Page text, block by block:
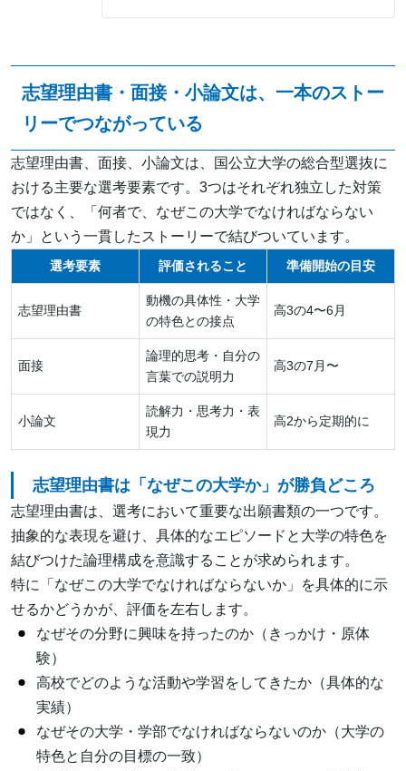
志望理由書・面接・小論文は、一本のストー
リーでつながっている
志望理由書、面接、小論文は、国公立大学の総合型選抜に
おける主要な選考要素です。3つはそれぞれ独立した対策
ではなく、「何者で、なぜこの大学でなければならない
か」という一貫したストーリーで結びついています。
選考要素 評価されること 準備開始の目安
志望理由書
動機の具体性・大学
の特色との接点
高3の4〜6月
面接
論理的思考・自分の
言葉での説明力
高3の7月〜
小論文
読解力・思考力・表
現力
高2から定期的に
志望理由書は「なぜこの大学か」が勝負どころ
志望理由書は、選考において重要な出願書類の一つです。
抽象的な表現を避け、具体的なエピソードと大学の特色を
結びつけた論理構成を意識することが求められます。
特に「なぜこの大学でなければならないか」を具体的に示
せるかどうかが、評価を左右します。
なぜその分野に興味を持ったのか（きっかけ・原体
験）
高校でどのような活動や学習をしてきたか（具体的な
実績）
なぜその大学・学部でなければならないのか（大学の
特色と自分の目標の一致）